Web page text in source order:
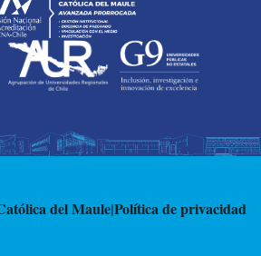
del Maule|Política de privacidad